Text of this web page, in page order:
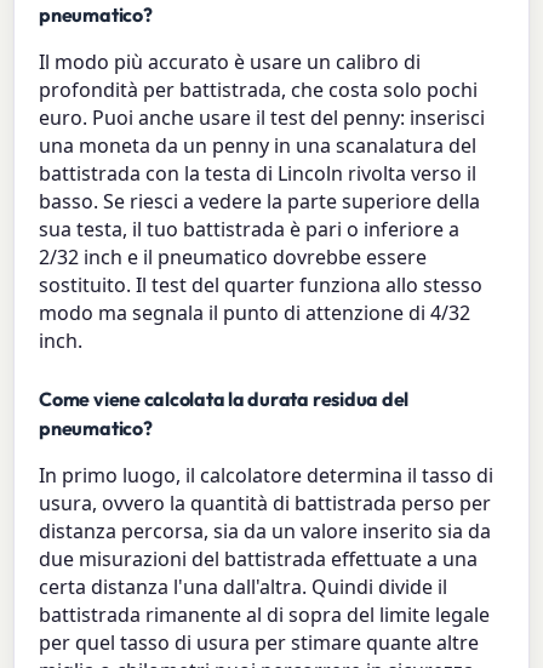
pneumatico?
Il modo più accurato è usare un calibro di
profondità per battistrada, che costa solo pochi
euro. Puoi anche usare il test del penny: inserisci
una moneta da un penny in una scanalatura del
battistrada con la testa di Lincoln rivolta verso il
basso. Se riesci a vedere la parte superiore della
sua testa, il tuo battistrada è pari o inferiore a
2/32 inch e il pneumatico dovrebbe essere
sostituito. Il test del quarter funziona allo stesso
modo ma segnala il punto di attenzione di 4/32
inch.
Come viene calcolata la durata residua del
pneumatico?
In primo luogo, il calcolatore determina il tasso di
usura, ovvero la quantità di battistrada perso per
distanza percorsa, sia da un valore inserito sia da
due misurazioni del battistrada effettuate a una
certa distanza l'una dall'altra. Quindi divide il
battistrada rimanente al di sopra del limite legale
per quel tasso di usura per stimare quante altre